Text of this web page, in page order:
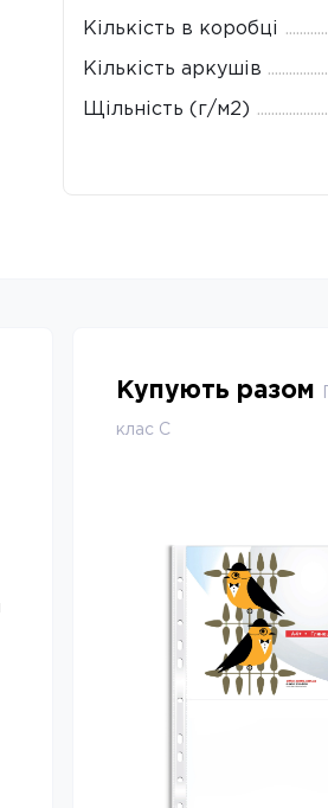
Кількість в коробці
Кількість аркушів
Щільність (г/м2)
Купують разом
клас С